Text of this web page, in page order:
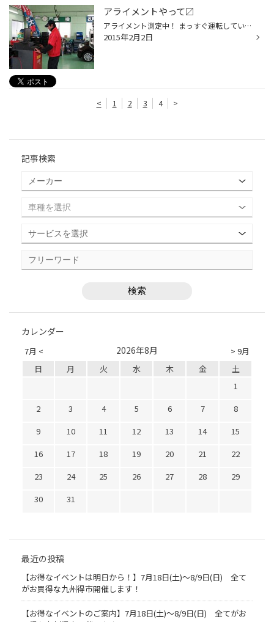
アライメントやって〼
アライメント測定中！ まっすぐ運転しているはずなのに車体がフラフラしたり タイヤの片側だけがすり減ったりしてませんか？ そんな時は タイヤ館やつしろで アライメント測定＆調整を♪
2015年2月2日
< 1 2 3 4 >
記事検索
カレンダー
7月 < > 9月
2026年8月
日 月 火 水 木 金
土
1
2
3 4 5 6 7
8
9
10 11 12 13 14
15
16
17 18 19 20 21
22
23
24 25 26 27 28
29
30
31
最近の投稿
【お得なイベントは明日から！】7月18日(土)～8/9日(日) 全て
がお買得な九州得市開催します！
【お得なイベントのご案内】7月18日(土)～8/9日(日) 全てがお